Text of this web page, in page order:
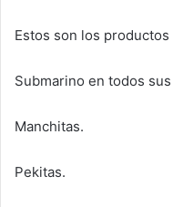
Estos son los
Submarino en todos
Manchitas.
Pekitas.